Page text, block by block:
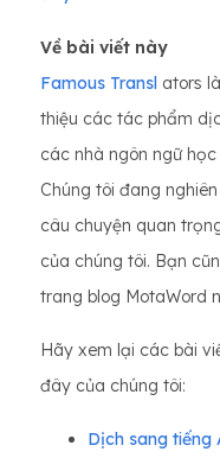
Về bài viết này
Famous Transl ators
thiệu các tác phẩm
các nhà ngôn ngữ
Chúng tôi đang
câu chuyện quan
của chúng tôi. Bạn
trang blog MotaWord
Hãy xem lại các bài
đây của chúng tôi:
Dịch sang tiếng